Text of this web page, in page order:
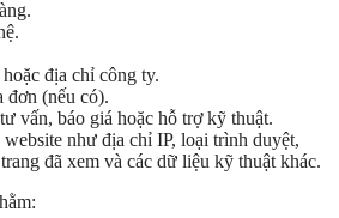
địa chỉ công ty.
đơn (nếu có).
vấn, báo giá hoặc hỗ trợ kỹ thuật.
như địa chỉ IP, loại trình duyệt,
đã xem và các dữ liệu kỹ thuật khác.